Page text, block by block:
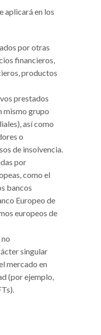
aplicará en los
por otras
financieros,
productos
prestados
mismo grupo
así como
o
de insolvencia.
por
como el
bancos
Europeo de
europeos de
singular
mercado en
(por ejemplo,